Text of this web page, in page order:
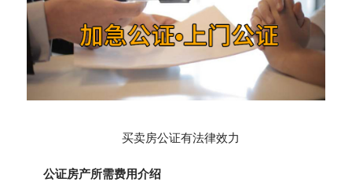
买卖房公证有法律效力
公证房产所需费用介绍